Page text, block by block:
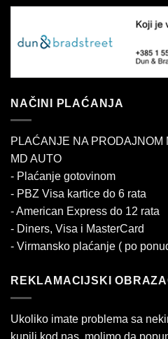
NAČINI PLAĆANJA
PLAĆANJE NA PRODAJNOM
MD AUTO
- Plaćanje gotovinom
- PBZ Visa kartice do 6 rata
- American Express do 12 rata
- Diners, Visa i MasterCard
- Virmansko plaćanje ( po
REKLAMACIJSKI
Ukoliko imate problema sa
kupili kod nas, molimo da